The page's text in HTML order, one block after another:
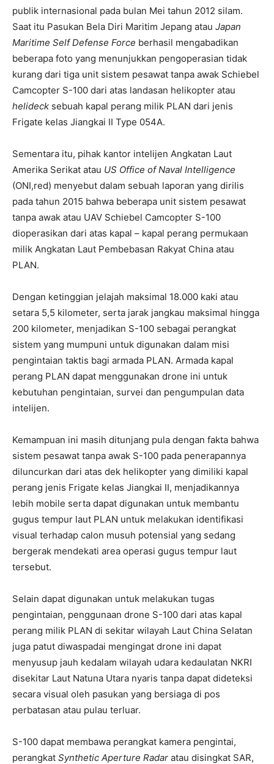
publik internasional pada bulan Mei tahun 2012 silam.
Saat itu Pasukan Bela Diri Maritim Jepang atau Japan
Maritime Self Defense Force berhasil mengabadikan
beberapa foto yang menunjukkan pengoperasian tidak
kurang dari tiga unit sistem pesawat tanpa awak Schiebel
Camcopter S-100 dari atas landasan helikopter atau
helideck sebuah kapal perang milik PLAN dari jenis
Frigate kelas Jiangkai II Type 054A.
Sementara itu, pihak kantor intelijen Angkatan Laut
Amerika Serikat atau US Office of Naval Intelligence
(ONI,red) menyebut dalam sebuah laporan yang dirilis
pada tahun 2015 bahwa beberapa unit sistem pesawat
tanpa awak atau UAV Schiebel Camcopter S-100
dioperasikan dari atas kapal – kapal perang permukaan
milik Angkatan Laut Pembebasan Rakyat China atau
PLAN.
Dengan ketinggian jelajah maksimal 18.000 kaki atau
setara 5,5 kilometer, serta jarak jangkau maksimal hingga
200 kilometer, menjadikan S-100 sebagai perangkat
sistem yang mumpuni untuk digunakan dalam misi
pengintaian taktis bagi armada PLAN. Armada kapal
perang PLAN dapat menggunakan drone ini untuk
kebutuhan pengintaian, survei dan pengumpulan data
intelijen.
Kemampuan ini masih ditunjang pula dengan fakta bahwa
sistem pesawat tanpa awak S-100 pada penerapannya
diluncurkan dari atas dek helikopter yang dimiliki kapal
perang jenis Frigate kelas Jiangkai II, menjadikannya
lebih mobile serta dapat digunakan untuk membantu
gugus tempur laut PLAN untuk melakukan identifikasi
visual terhadap calon musuh potensial yang sedang
bergerak mendekati area operasi gugus tempur laut
tersebut.
Selain dapat digunakan untuk melakukan tugas
pengintaian, penggunaan drone S-100 dari atas kapal
perang milik PLAN di sekitar wilayah Laut China Selatan
juga patut diwaspadai mengingat drone ini dapat
menyusup jauh kedalam wilayah udara kedaulatan NKRI
disekitar Laut Natuna Utara nyaris tanpa dapat dideteksi
secara visual oleh pasukan yang bersiaga di pos
perbatasan atau pulau terluar.
S-100 dapat membawa perangkat kamera pengintai,
perangkat Synthetic Aperture Radar atau disingkat SAR,